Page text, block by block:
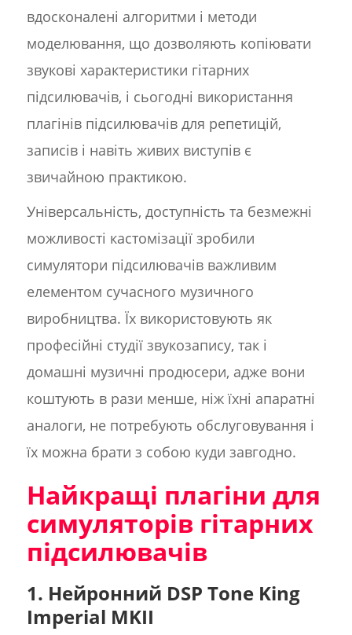
вдосконалені алгоритми і методи
моделювання, що дозволяють копіювати
звукові характеристики гітарних
підсилювачів, і сьогодні використання
плагінів підсилювачів для репетицій,
записів і навіть живих виступів є
звичайною практикою.
Універсальність, доступність та безмежні
можливості кастомізації зробили
симулятори підсилювачів важливим
елементом сучасного музичного
виробництва. Їх використовують як
професійні студії звукозапису, так і
домашні музичні продюсери, адже вони
коштують в рази менше, ніж їхні апаратні
аналоги, не потребують обслуговування і
їх можна брати з собою куди завгодно.
Найкращі плагіни для
симуляторів гітарних
підсилювачів
1. Нейронний DSP Tone King
Imperial MKII